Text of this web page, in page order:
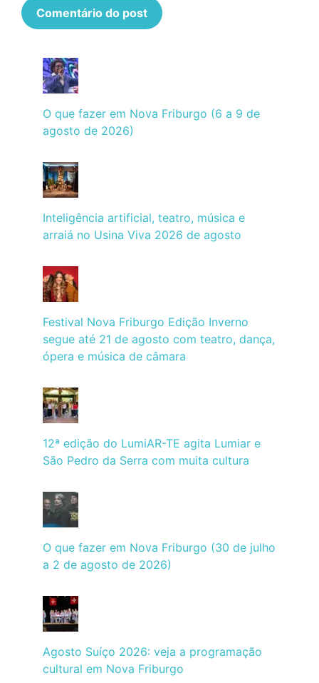
O que fazer em Nova Friburgo (6 a 9 de
agosto de 2026)
Inteligência artificial, teatro, música e
arraiá no Usina Viva 2026 de agosto
Festival Nova Friburgo Edição Inverno
segue até 21 de agosto com teatro, dança,
ópera e música de câmara
12ª edição do LumiAR-TE agita Lumiar e
São Pedro da Serra com muita cultura
O que fazer em Nova Friburgo (30 de julho
a 2 de agosto de 2026)
Agosto Suíço 2026: veja a programação
cultural em Nova Friburgo